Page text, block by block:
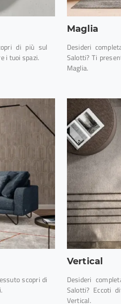
di più sul
i tuoi spazi.
Maglia
Desideri
Salotti? Ti
Maglia.
scopri di
Vertical
Desideri
Salotti? Eccoti
Vertical.